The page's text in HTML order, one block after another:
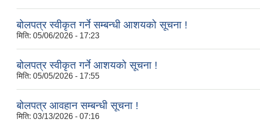
बोलपत्र स्वीकृत गर्ने सम्बन्धी आशयको सूचना !
मिति: 05/06/2026 - 17:23
बोलपत्र स्वीकृत गर्ने आशयको सूचना !
मिति: 05/05/2026 - 17:55
बोलपत्र आवहान सम्बन्धी सूचना !
मिति: 03/13/2026 - 07:16